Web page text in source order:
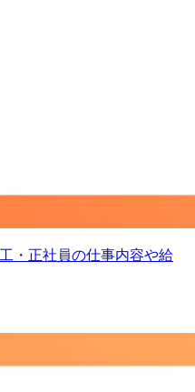
・正社員の仕事内容や給